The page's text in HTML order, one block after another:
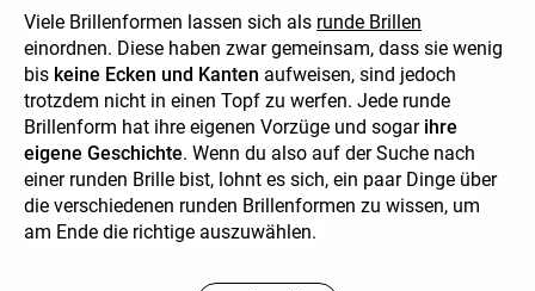
Viele Brillenformen lassen sich als runde Brillen
einordnen. Diese haben zwar gemeinsam, dass sie wenig
bis keine Ecken und Kanten aufweisen, sind jedoch
trotzdem nicht in einen Topf zu werfen. Jede runde
Brillenform hat ihre eigenen Vorzüge und sogar ihre
eigene Geschichte. Wenn du also auf der Suche nach
einer runden Brille bist, lohnt es sich, ein paar Dinge über
die verschiedenen runden Brillenformen zu wissen, um
am Ende die richtige auszuwählen.